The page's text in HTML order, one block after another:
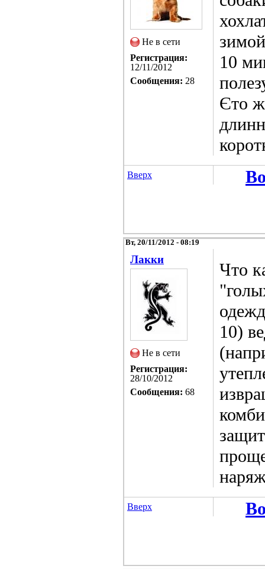
Не в сети
Регистрация:
12/11/2012
Сообщения: 28
10
Єто
Вверх
Вт, 20/11/2012 - 08:19
Лакки
Не в сети
Регистрация:
28/10/2012
Сообщения: 68
Что
10)
Вверх